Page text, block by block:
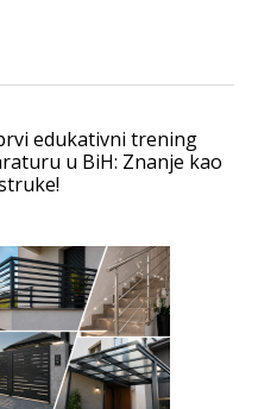
edukativni trening
u BiH: Znanje kao